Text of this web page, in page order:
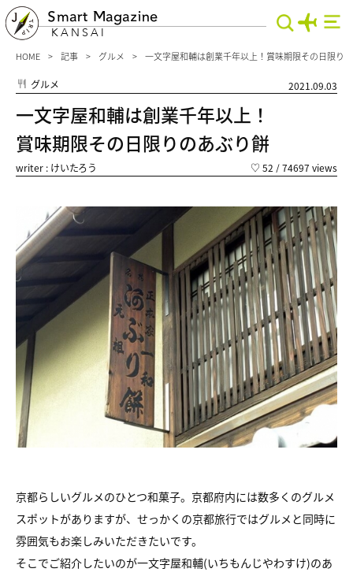
Smart Magazine
KANSAI
HOME 記事 グルメ 一文字屋和輔は創業千年以上！賞味期限その日限り
グルメ 2021.09.03
一文字屋和輔は創業千年以上！
賞味期限その日限りのあぶり餅
writer : けいたろう ♡ 52 / 74697 views
京都らしいグルメのひとつ和菓子。京都府内には数多くのグルメ
スポットがありますが、せっかくの京都旅行ではグルメと同時に
雰囲気もお楽しみいただきたいです。
そこでご紹介したいのが一文字屋和輔(いちもんじやわすけ)のあ